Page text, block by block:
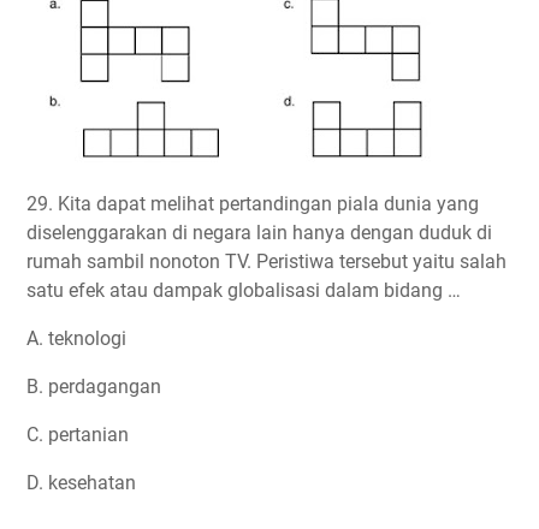
29. Kita dapat melihat pertandingan piala dunia yang
diselenggarakan di negara lain hanya dengan duduk di
rumah sambil nonoton TV. Peristiwa tersebut yaitu salah
satu efek atau dampak globalisasi dalam bidang …
A. teknologi
B. perdagangan
C. pertanian
D. kesehatan